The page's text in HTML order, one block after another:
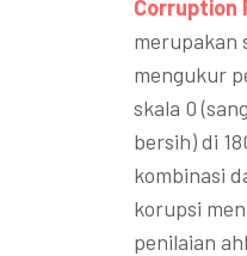
Corruption
merupakan
mengukur
skala 0
bersih) di
kombinasi
korupsi
penilaian